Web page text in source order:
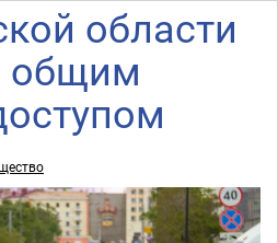
области
общим